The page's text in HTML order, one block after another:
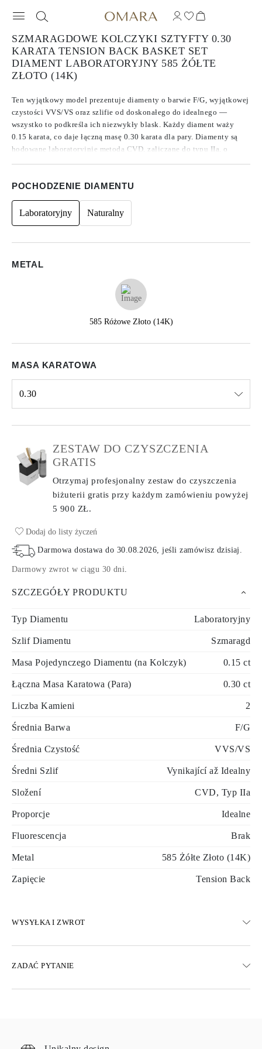
SZMARAGDOWE KOLCZYKI SZTYFTY 0.30
KARATA TENSION BACK BASKET SET
DIAMENT LABORATORYJNY 585 ŻÓŁTE
ZŁOTO (14K)
Ten wyjątkowy model prezentuje diamenty o barwie F/G, wyjątkowej
czystości VVS/VS oraz szlifie od doskonałego do idealnego —
wszystko to podkreśla ich niezwykły blask. Każdy diament waży
0.15 karata, co daje łączną masę 0.30 karata dla pary. Diamenty są
hodowane laboratoryjnie metodą CVD, zaliczane do typu IIa, o
fluorescencji, dzięki czemu promieniują czystym, jasnym blaskiem.
Komfortowe zapięcia na napięcie zapewniają pewne i wygodne
noszenie przez cały dzień. Osadzone w klasycznym koszyczku, szlif
szmaragdowy pięknie eksponuje kamień — oferując wyrafinowaną
POCHODZENIE DIAMENTU
Laboratoryjny Naturalny
METAL
585 Różowe Złoto (14K)
MASA KARATOWA
0.30
ZESTAW DO CZYSZCZENIA
GRATIS
Otrzymaj profesjonalny zestaw do czyszczenia
biżuterii gratis przy każdym zamówieniupowyżej
5 900 ZŁ.
Dodaj do listy życzeń
Darmowa dostawa do 30.08.2026, jeśli zamówisz dzisiaj .
Darmowy zwrot w ciągu 30 dni.
SZCZEGÓŁY PRODUKTU
Typ Diamentu Laboratoryjny
Szlif Diamentu Szmaragd
Masa Pojedynczego Diamentu (na Kolczyk) 0.15 ct
Łączna Masa Karatowa (Para) 0.30 ct
Liczba Kamieni 2
Średnia Barwa F/G
Średnia Czystość VVS/VS
Średni Szlif Vynikající až Idealny
Složení CVD, Typ IIa
Proporcje Idealne
Fluorescencja Brak
Metal 585 Żółte Złoto (14K)
Zapięcie Tension Back
WYSYŁKA I ZWROT
Dostępne są również opcje dostawy ekspresowej
ZADAĆ PYTANIE